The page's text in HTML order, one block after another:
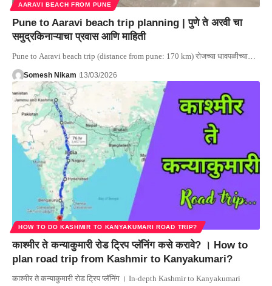
AARAVI BEACH FROM PUNE
Pune to Aaravi beach trip planning | पुणे ते अरवी चा
समुद्रकिनाऱ्याचा प्रवास आणि माहिती
Pune to Aaravi beach trip (distance from pune: 170 km) रोजच्या धावपळीच्या…
Somesh Nikam 13/03/2026
HOW TO DO KASHMIR TO KANYAKUMARI ROAD TRIP?
काश्मीर ते कन्याकुमारी रोड ट्रिप प्लॅनिंग कसे करावे? । How to
plan road trip from Kashmir to Kanyakumari?
काश्मीर ते कन्याकुमारी रोड ट्रिप प्लॅनिंग । In-depth Kashmir to Kanyakumari